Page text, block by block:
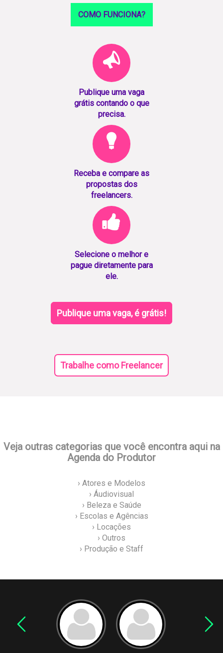
COMO FUNCIONA?
Publique uma vaga
grátis contando o que
precisa.
Receba e compare as
propostas dos
freelancers.
Selecione o melhor e
pague diretamente para
ele.
Publique uma vaga, é grátis!
Trabalhe como Freelancer
Veja outras categorias que você encontra aqui na
Agenda do Produtor
› Atores e Modelos
› Áudiovisual
› Beleza e Saúde
› Escolas e Agências
› Locações
› Outros
› Produção e Staff